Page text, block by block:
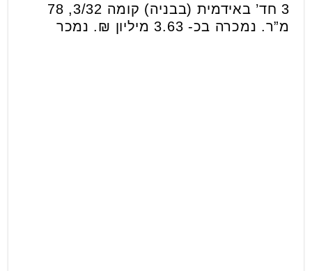
3 חד’ באידמית (בבניה) קומה 3/32, 78
מ”ר. נמכרה בכ- 3.63 מיליון ₪. נמכר